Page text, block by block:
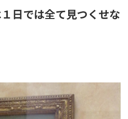
日では全て見つくせな